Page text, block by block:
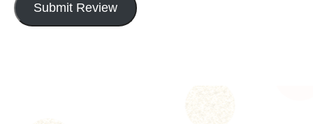
Submit Review